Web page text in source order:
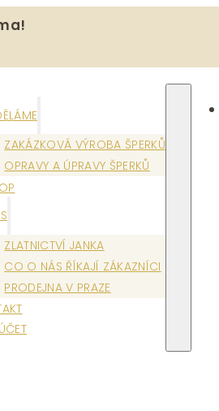
ZAKÁZKOVÁ VÝROBA ŠPERKŮ
OPRAVY A ÚPRAVY ŠPERKŮ
ZLATNICTVÍ JANKA
CO O NÁS ŘÍKAJÍ ZÁKAZNÍCI
PRODEJNA V PRAZE